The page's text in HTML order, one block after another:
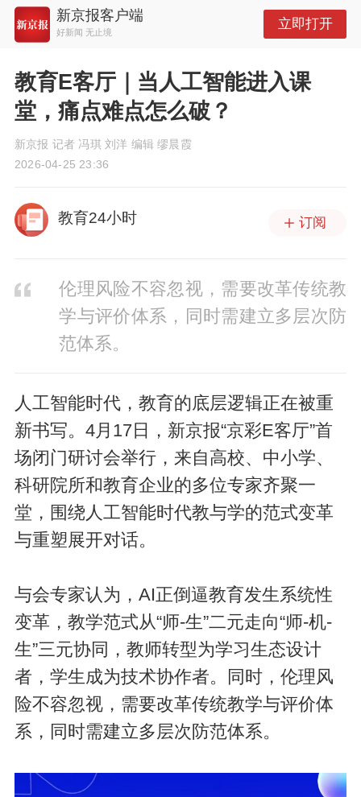
新京报客户端
好新闻 无止境
立即打开
教育E客厅｜当人工智能进入课
堂，痛点难点怎么破？
新京报 记者 冯琪 刘洋 编辑 缪晨霞
2026-04-25 23:36
教育24小时 订阅
伦理风险不容忽视，需要改革传统教
学与评价体系，同时需建立多层次防
范体系。
人工智能时代，教育的底层逻辑正在被重
新书写。4月17日，新京报“京彩E客厅”首
场闭门研讨会举行，来自高校、中小学、
科研院所和教育企业的多位专家齐聚一
堂，围绕人工智能时代教与学的范式变革
与重塑展开对话。
与会专家认为，AI正倒逼教育发生系统性
变革，教学范式从“师-生”二元走向“师-机-
生”三元协同，教师转型为学习生态设计
者，学生成为技术协作者。同时，伦理风
险不容忽视，需要改革传统教学与评价体
系，同时需建立多层次防范体系。